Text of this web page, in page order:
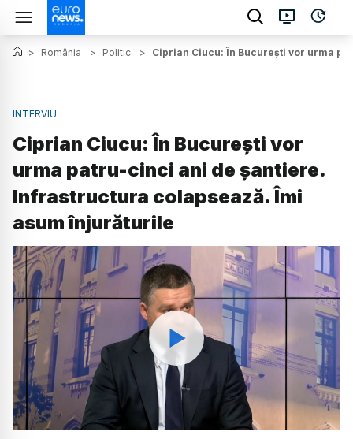
> România > Politic > Ciprian Ciucu: În București vor urma
INTERVIU
Ciprian Ciucu: În București vor
urma patru-cinci ani de șantiere.
Infrastructura colapsează. Îmi
asum înjurăturile
Watch